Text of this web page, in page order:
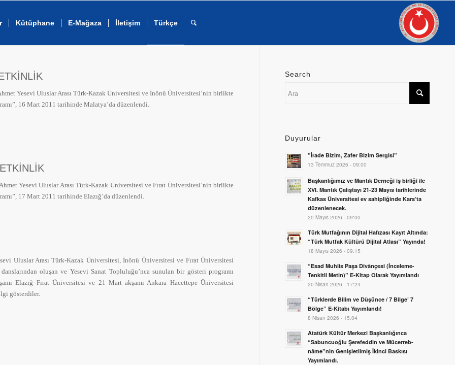
Kütüphane E-Mağaza İletişim Türkçe
Yesevi Uluslar Arası Türk-Kazak Üniversitesi ve İnönü Üniversitesi’nin birlikte
16 Mart 2011 tarihinde Malatya’da düzenlendi.
Yesevi Uluslar Arası Türk-Kazak Üniversitesi ve Fırat Üniversitesi’nin birlikte
17 Mart 2011 tarihinde Elazığ’da düzenlendi.
Uluslar Arası Türk-Kazak Üniversitesi, İnönü Üniversitesi ve Fırat Üniversitesi
oluşan ve Yesevi Sanat Topluluğu’nca sunulan bir gösteri programı
Elazığ Fırat Üniversitesi ve 21 Mart akşamı Ankara Hacettepe Üniversitesi
gösterdiler.
Search
Duyurular
”İrade Bizim, Zafer Bizim Sergisi”
13 Temmuz 2026 - 09:00
Başkanlığımız ve Mantık Derneği iş birliği ile
XVI. Mantık Çalıştayı 21-23 Mayıs tarihlerinde
Kafkas Üniversitesi ev sahipliğinde Kars’ta
düzenlenecek.
20 Mayıs 2026 - 09:00
Türk Mutfağının Dijital Hafızası Kayıt Altında:
“Türk Mutfak Kültürü Dijital Atlası” Yayında!
18 Mayıs 2026 - 09:15
“Esad Muhlis Paşa Dîvânçesi (İnceleme-
Tenkitli Metin)” E-Kitap Olarak Yayımlandı
20 Nisan 2026 - 17:24
“Türklerde Bilim ve Düşünce / 7 Bilge’ 7
Bölge” E-Kitabı Yayımlandı!
8 Nisan 2026 - 15:04
Atatürk Kültür Merkezi Başkanlığınca
“Sabuncuoğlu Şerefeddin ve Mücerreb-
nâme”nin Genişletilmiş İkinci Baskısı
Yayımlandı.